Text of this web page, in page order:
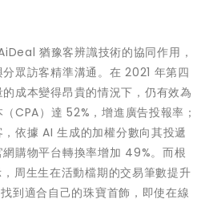
猶豫客辨識技術的協同作用，
眾訪客精準溝通。在 2021 年第四
成本變得昂貴的情況下，仍有效為
CPA）達 52%，增進廣告投報率；
依據 AI 生成的加權分數向其投遞
購物平台轉換率增加 49%。而根
周生生在活動檔期的交易筆數提升
到適合自己的珠寶首飾，即使在線